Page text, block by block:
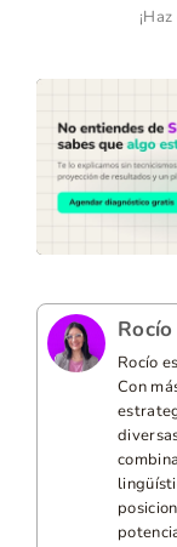
Rocío
Con